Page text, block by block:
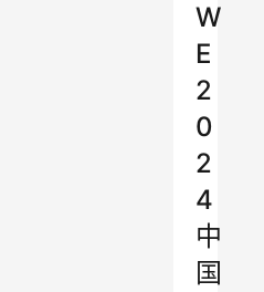
W
E
2
0
2
4
中
国